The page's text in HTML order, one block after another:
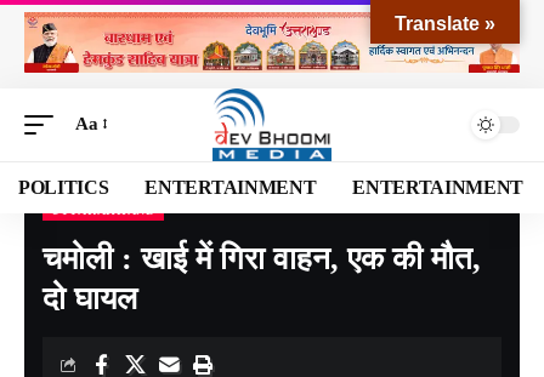
Aa
POLITICS ENTERTAINMENT ENTERTAINMENT
Devbhoomi Media>Blog >NATIONAL>UTTARAKHAND>चमोली : खाई में गिरा वाहन, एक की मौत, दो घायल
चमोली : खाई में गिरा वाहन, एक की मौत,
दो घायल
Translate »